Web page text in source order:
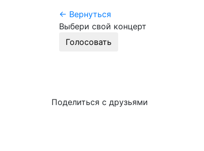
← Вернуться
Выбери свой концерт
Голосовать
Поделиться с друзьями